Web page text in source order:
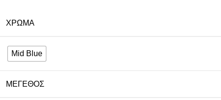
ΧΡΏΜΑ
Mid Blue
ΜΈΓΕΘΟΣ